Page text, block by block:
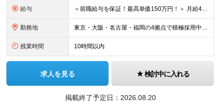
給与 ＜前職給与を保証！最高単価150万円！＞ 月給40万円～120万円+賞与 ◎入社した全員が年収UPしています！平均161万円UP！ ※経験・能力などを考慮の上、決定します。 ※上記給与には、月30
勤務地 東京・大阪・名古屋・福岡の4拠点で積極採用中。 ※転居を伴う転勤はなし。U・Iターン大歓迎！ ※本社または各拠点近郊のプロジェクト先での勤務となります。 ※プロジェクトにより、フルリモート相談可 【
残業時間 10時間以内
求人を見る 検討中に入れる
掲載終了予定日： 2026.08.20